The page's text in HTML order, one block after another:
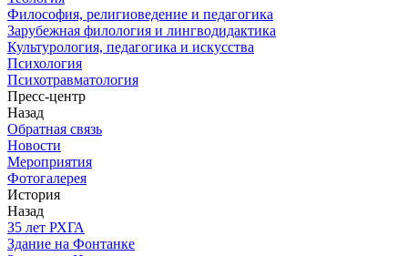
Философия, религиоведение и педагогика
Зарубежная филология и лингводидактика
Культурология, педагогика и искусства
Психология
Психотравматология
Пресс-центр
Назад
Обратная связь
Новости
Мероприятия
Фотогалерея
История
Назад
З5 лет РХГА
Здание на Фонтанке